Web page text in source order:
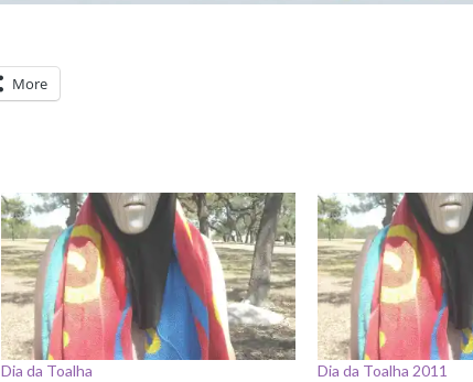
More
Dia da Toalha
Dia da Toalha 2011